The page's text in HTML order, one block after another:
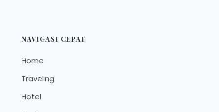
NAVIGASI CEPAT
Home
Traveling
Hotel